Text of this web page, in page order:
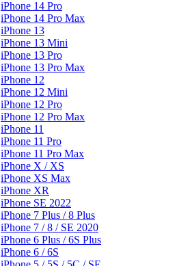
iPhone 14 Pro
iPhone 14 Pro Max
iPhone 13
iPhone 13 Mini
iPhone 13 Pro
iPhone 13 Pro Max
iPhone 12
iPhone 12 Mini
iPhone 12 Pro
iPhone 12 Pro Max
iPhone 11
iPhone 11 Pro
iPhone 11 Pro Max
iPhone X / XS
iPhone XS Max
iPhone XR
iPhone SE 2022
iPhone 7 Plus / 8 Plus
iPhone 7 / 8 / SE 2020
iPhone 6 Plus / 6S Plus
iPhone 6 / 6S